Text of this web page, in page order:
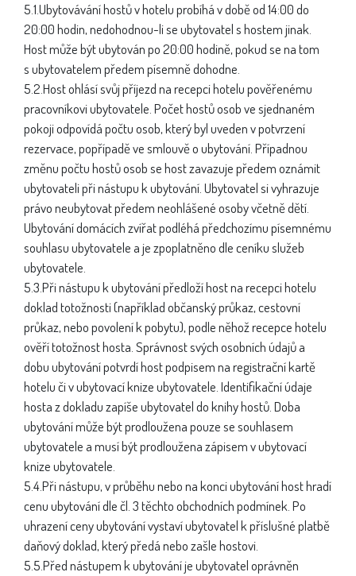
5.1.Ubytovávání hostů v hotelu probíhá v době od 14:00 do
20:00 hodin, nedohodnou-li se ubytovatel s hostem jinak.
Host může být ubytován po 20:00 hodině, pokud se na tom
s ubytovatelem předem písemně dohodne.
5.2.Host ohlásí svůj příjezd na recepci hotelu pověřenému
pracovníkovi ubytovatele. Počet hostů osob ve sjednaném
pokoji odpovídá počtu osob, který byl uveden v potvrzení
rezervace, popřípadě ve smlouvě o ubytování. Případnou
změnu počtu hostů osob se host zavazuje předem oznámit
ubytovateli při nástupu k ubytování. Ubytovatel si vyhrazuje
právo neubytovat předem neohlášené osoby včetně dětí.
Ubytování domácích zvířat podléhá předchozímu písemnému
souhlasu ubytovatele a je zpoplatněno dle ceníku služeb
ubytovatele.
5.3.Při nástupu k ubytování předloží host na recepci hotelu
doklad totožnosti (například občanský průkaz, cestovní
průkaz, nebo povolení k pobytu), podle něhož recepce hotelu
ověří totožnost hosta. Správnost svých osobních údajů a
dobu ubytování potvrdí host podpisem na registrační kartě
hotelu či v ubytovací knize ubytovatele. Identifikační údaje
hosta z dokladu zapíše ubytovatel do knihy hostů. Doba
ubytování může být prodloužena pouze se souhlasem
ubytovatele a musí být prodloužena zápisem v ubytovací
knize ubytovatele.
5.4.Při nástupu, v průběhu nebo na konci ubytování host hradí
cenu ubytování dle čl. 3 těchto obchodních podmínek. Po
uhrazení ceny ubytování vystaví ubytovatel k příslušné platbě
daňový doklad, který předá nebo zašle hostovi.
5.5.Před nástupem k ubytování je ubytovatel oprávněn